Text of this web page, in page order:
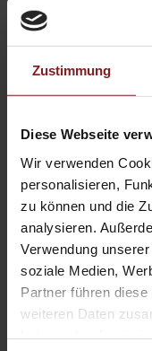
Zustimmung
Diese Webseite
Wir verwenden
personalisieren,
zu können und die
analysieren.
Verwendung
soziale Medien,
Partner führen
weiteren Daten
News
Termine
Karriere
Prospekte
Open
Young
Presse
Kontakt
Shop
Inlibra
Diskurs. Die
Fragen der
hin zur
Werke befassen
Herausforderungen
dem Tectum